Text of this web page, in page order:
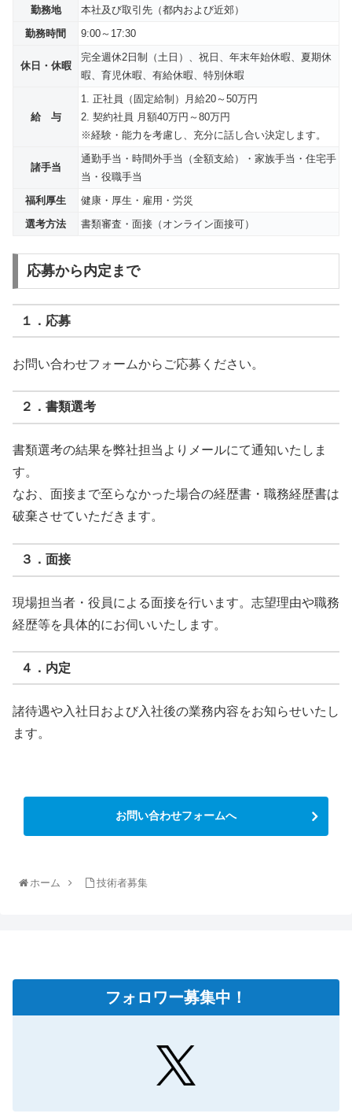
勤務地
本社及び取引先（都内および近郊）
勤務時間
9:00～17:30
休日・休暇
完全週休2日制（土日）、祝日、年末年始休暇、夏期休
暇、育児休暇、有給休暇、特別休暇
給 与
1. 正社員（固定給制）月給20～50万円
2. 契約社員 月額40万円～80万円
※経験・能力を考慮し、充分に話し合い決定します。
諸手当
通勤手当・時間外手当（全額支給）・家族手当・住宅手
当・役職手当
福利厚生
健康・厚生・雇用・労災
選考方法
書類審査・面接（オンライン面接可）
応募から内定まで
１．応募
お問い合わせフォームからご応募ください。
２．書類選考
書類選考の結果を弊社担当よりメールにて通知いたしま
す。
なお、面接まで至らなかった場合の経歴書・職務経歴書は
破棄させていただきます。
３．面接
現場担当者・役員による面接を行います。志望理由や職務
経歴等を具体的にお伺いいたします。
４．内定
諸待遇や入社日および入社後の業務内容をお知らせいたし
ます。
お問い合わせフォームへ
ホーム 技術者募集
フォロワー募集中！